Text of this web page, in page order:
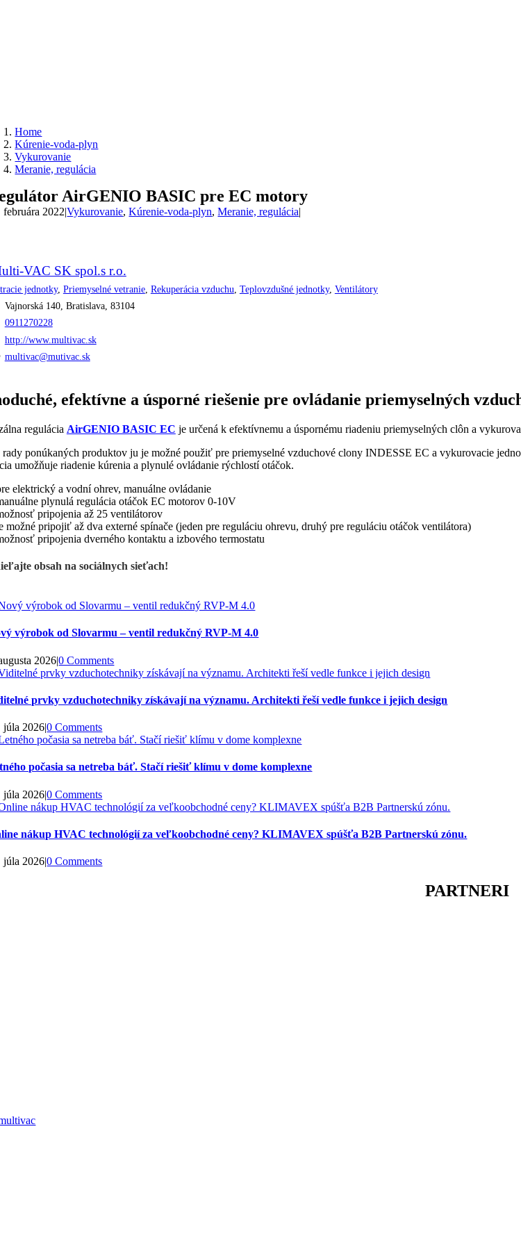
Home
Kúrenie-voda-plyn
Vykurovanie
Meranie, regulácia
AirGENIO BASIC pre EC motory
februára 2022|Vykurovanie,Kúrenie-voda-plyn,Meranie, regulácia|
VAC SK spol.s r.o.
jednotky, Priemyselné vetranie, Rekuperácia vzduchu Teplovzdušné jednotky, Ventilátory
Vajnorská 140, Bratislava, 83104
0911270228
http://www.multivac.sk
multivac@mutivac.sk
efektívne a úsporné riešenie pre ovládanie priemyselných
regulácia AirGENIO BASIC EC je určená k efektívnemu a úspornému riadeniu priemyselných clôn a
rady ponúkaných produktov ju je možné použiť pre priemyselné vzduchové clony INDESSE EC a vykurovacie
umožňuje riadenie kúrenia a plynulé ovládanie rýchlostí otáčok.
elektrický a vodní ohrev, manuálne ovládanie
plynulá regulácia otáčok EC motorov 0-10V
pripojenia až 25 ventilátorov
možné pripojiť až dva externé spínače (jeden pre reguláciu ohrevu, druhý pre reguláciu otáčok ventilátora)
pripojenia dverného kontaktu a izbového termostatu
obsah na sociálnych sieťach!
výrobok od Slovarmu – ventil redukčný RVP-M 4.0
2026|0 Comments
prvky vzduchotechniky získávají na významu. Architekti řeší vedle funkce i jejich design
júla 2026|0 Comments
počasia sa netreba báť. Stačí riešiť klímu v dome komplexne
júla 2026|0 Comments
nákup HVAC technológií za veľkoobchodné ceny? KLIMAVEX spúšťa B2B Partnerskú zónu.
júla 2026|0 Comments
PARTNERI